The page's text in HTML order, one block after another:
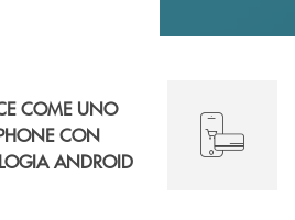
COME UNO
CON
ANDROID